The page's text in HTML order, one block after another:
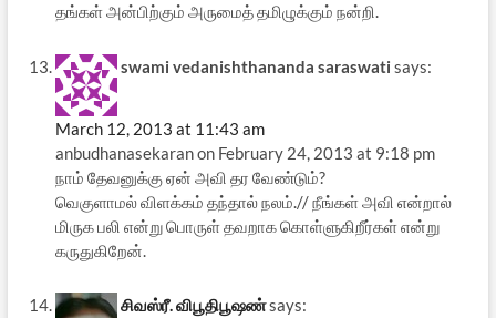
தங்கள் அன்பிற்கும் அருமைத் தமிழுக்கும் நன்றி.
swami vedanishthananda saraswati says:
March 12, 2013 at 11:43 am
anbudhanasekaran on February 24, 2013 at 9:18 pm
நாம் தேவனுக்கு ஏன் அவி தர வேண்டும்?
வெகுளாமல் விளக்கம் தந்தால் நலம்.// நீங்கள் அவி என்றால்
மிருக பலி என்று பொருள் தவறாக கொள்ளுகிறீர்கள் என்று
கருதுகிறேன்.
சிவஸ்ரீ. விபூதிபூஷண்says: